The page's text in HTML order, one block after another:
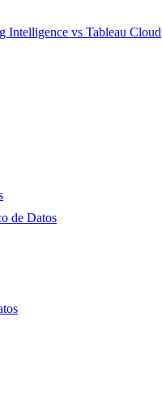
Intelligence vs Tableau Cloud
de Datos